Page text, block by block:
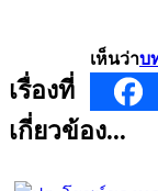
เห็นว่าบ
เรื่องที่
เกี่ยวข้อง...